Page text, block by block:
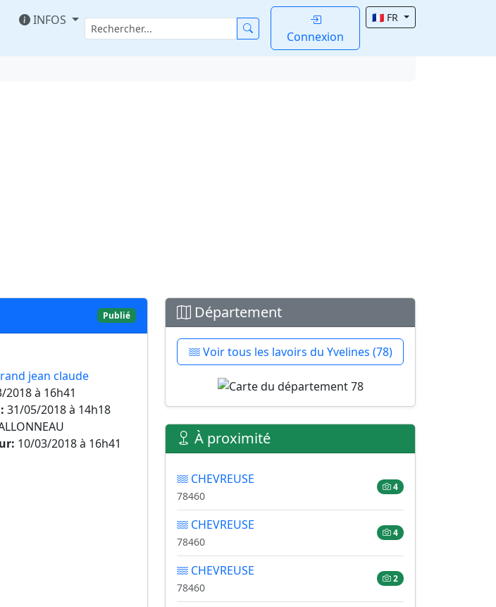
INFOS
Connexion
🇫🇷 FR
Publié
jean claude
2018 à 16h41
31/05/2018 à 14h18
10/03/2018 à 16h41
Département
Voir tous les lavoirs du Yvelines (78)
À proximité
CHEVREUSE
78460
4
CHEVREUSE
78460
4
CHEVREUSE
78460
2